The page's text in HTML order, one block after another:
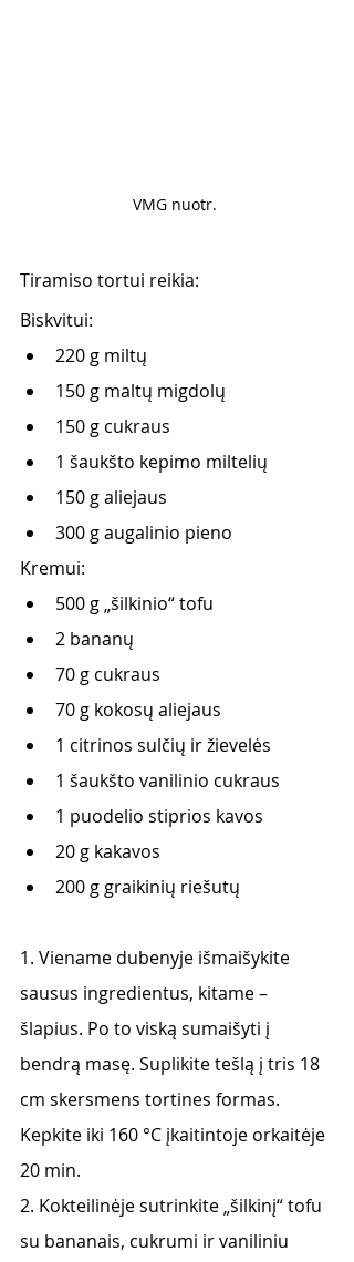
VMG nuotr.
Tiramiso tortui reikia:
Biskvitui:
220 g miltų
150 g maltų migdolų
150 g cukraus
1 šaukšto kepimo miltelių
150 g aliejaus
300 g augalinio pieno
Kremui:
500 g „šilkinio“ tofu
2 bananų
70 g cukraus
70 g kokosų aliejaus
1 citrinos sulčių ir žievelės
1 šaukšto vanilinio cukraus
1 puodelio stiprios kavos
20 g kakavos
200 g graikinių riešutų
1. Viename dubenyje išmaišykite
sausus ingredientus, kitame –
šlapius. Po to viską sumaišyti į
bendrą masę. Suplikite tešlą į tris 18
cm skersmens tortines formas.
Kepkite iki 160 °C įkaitintoje orkaitėje
20 min.
2. Kokteilinėje sutrinkite „šilkinį“ tofu
su bananais, cukrumi ir vaniliniu